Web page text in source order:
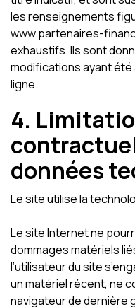
les renseignements
www.partenaires-
exhaustifs. Ils sont
modifications ayant
ligne.
4.
données
Le site utilise la
Le site Internet ne
dommages matériels
l’utilisateur du site
un matériel récent, ne
navigateur de dernière